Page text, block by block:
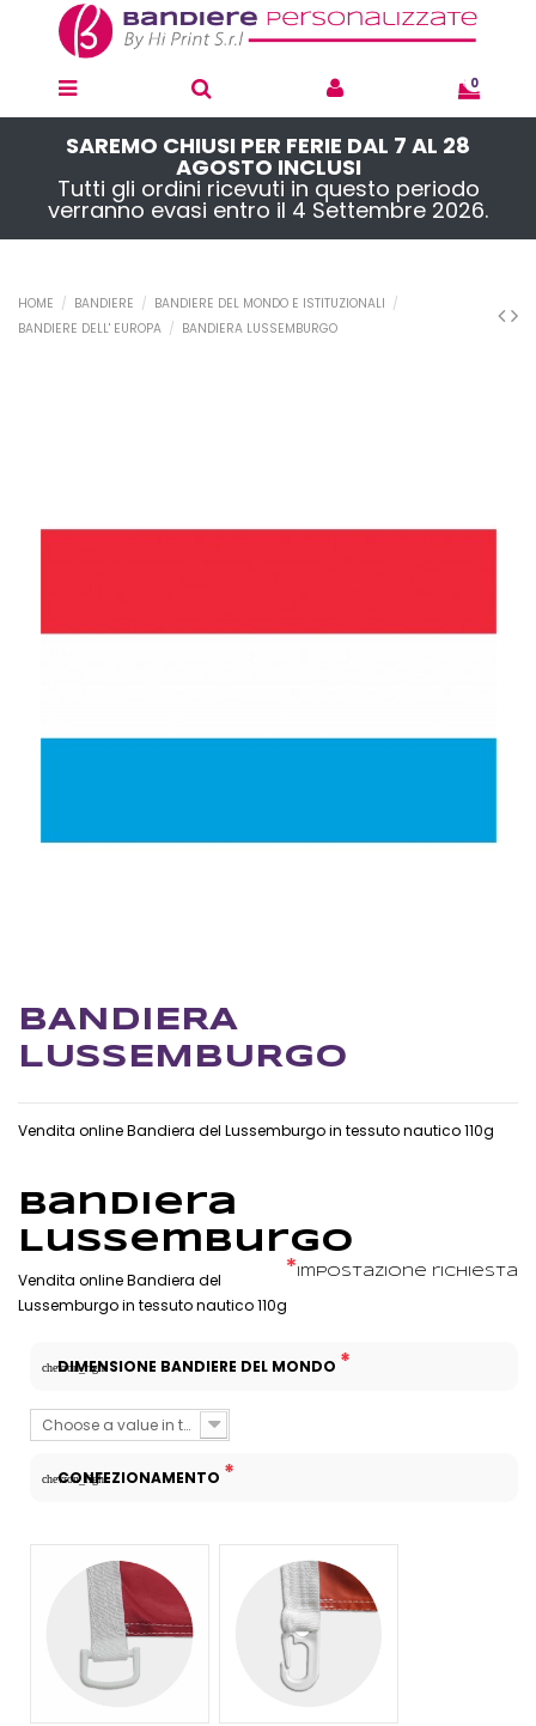
0
SAREMO CHIUSI PER FERIE DAL 7 AL 28
AGOSTO INCLUSI
Tutti gli ordini ricevuti in questo periodo
verranno evasi entro il 4 Settembre 2026.
HOME BANDIERE
BANDIERE DEL MONDO E ISTITUZIONALI
BANDIERE DELL' EUROPA
BANDIERA LUSSEMBURGO
BANDIERA
LUSSEMBURGO
Vendita online Bandiera del Lussemburgo in tessuto nautico 110g
Bandiera
Lussemburgo
* Impostazione richiesta
Vendita online Bandiera del
Lussemburgo in tessuto nautico 110g
chevron_right
DIMENSIONE BANDIERE DEL MONDO *
Choose a value in the list
chevron_right
CONFEZIONAMENTO *